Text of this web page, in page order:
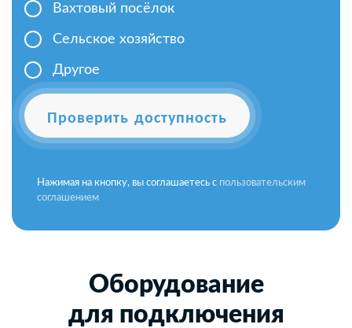
Вахтовый посёлок
Сельское хозяйство
Другое
Проверить доступность
Нажимая на кнопку, вы соглашаетесь с пользовательским
соглашением
Оборудование
для подключения